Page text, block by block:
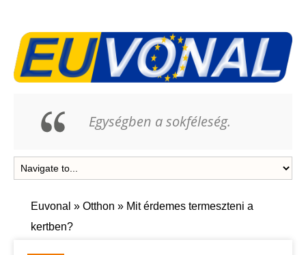
Egységben a sokféleség.
Euvonal » Otthon » Mit érdemes termeszteni a
kertben?